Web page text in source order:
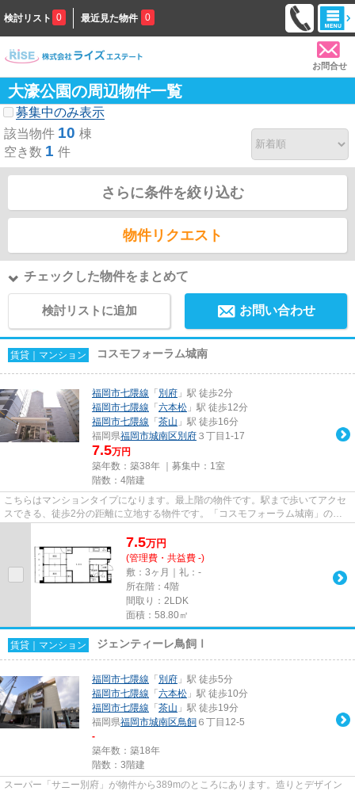
検討リスト 0 最近見た物件 0
お問合せ
大濠公園の周辺物件一覧
募集中のみ表示
該当物件 10 棟
空き数 1 件
さらに条件を絞り込む
物件リクエスト
チェックした物件をまとめて
検討リストに追加 お問い合わせ
賃貸｜マンション コスモフォーラム城南
福岡市七隈線 「 別府 」駅 徒歩2分
福岡市七隈線 「 六本松 」駅 徒歩12分
福岡市七隈線 「 茶山 」駅 徒歩16分
福岡県福岡市城南区別府 ３丁目1-17
7.5万円
築年数：築38年 ｜募集中： 1室
階数：4階建
こちらはマンションタイプになります。最上階の物件です。駅まで歩いてアクセ
スできる、徒歩2分の距離に立地する物件です。「コスモフォーラム城南」のこ
7.5万円
(管理費・共益費 -)
敷：3ヶ月｜礼：-
所在階：4階
間取り：2LDK
面積：58.80㎡
賃貸｜マンション ジェンティーレ鳥飼Ⅰ
福岡市七隈線 「 別府 」駅 徒歩5分
福岡市七隈線 「 六本松 」駅 徒歩10分
福岡市七隈線 「 茶山 」駅 徒歩19分
福岡県福岡市城南区鳥飼 ６丁目12-5
-
築年数：築18年
階数：3階建
スーパー「サニー別府」が物件から389mのところにあります。造りとデザイン